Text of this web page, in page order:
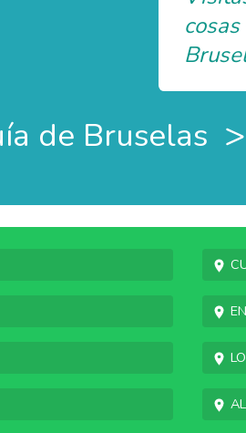
de Bruselas >